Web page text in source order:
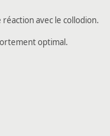
avec le collodion.
optimal.